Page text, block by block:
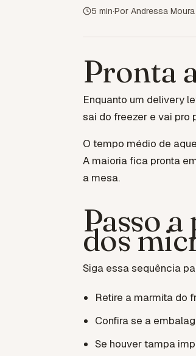
5 min·Por Andressa
Pronta
Enquanto um delivery
sai do freezer e vai pro
O tempo médio de
A maioria fica pronta
a mesa.
Passo
dos
Siga essa sequência
Retire a marmita do
Confira se a
Se houver tampa